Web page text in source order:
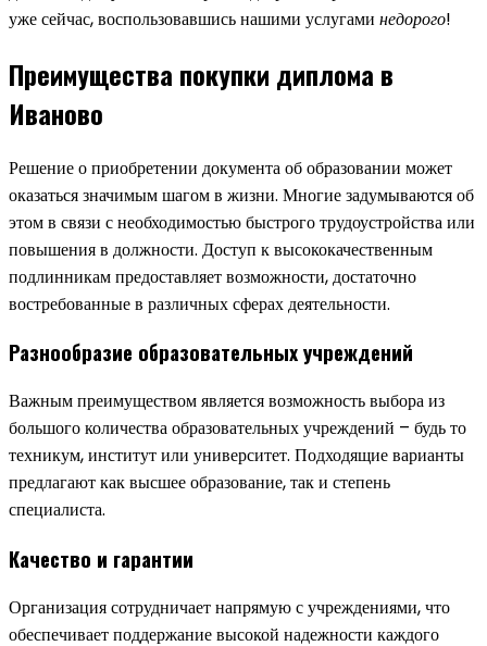
уже сейчас, воспользовавшись нашими услугами недорого!
Преимущества покупки диплома в
Иваново
Решение о приобретении документа об образовании может
оказаться значимым шагом в жизни. Многие задумываются об
этом в связи с необходимостью быстрого трудоустройства или
повышения в должности. Доступ к высококачественным
подлинникам предоставляет возможности, достаточно
востребованные в различных сферах деятельности.
Разнообразие образовательных учреждений
Важным преимуществом является возможность выбора из
большого количества образовательных учреждений – будь то
техникум, институт или университет. Подходящие варианты
предлагают как высшее образование, так и степень
специалиста.
Качество и гарантии
Организация сотрудничает напрямую с учреждениями, что
обеспечивает поддержание высокой надежности каждого